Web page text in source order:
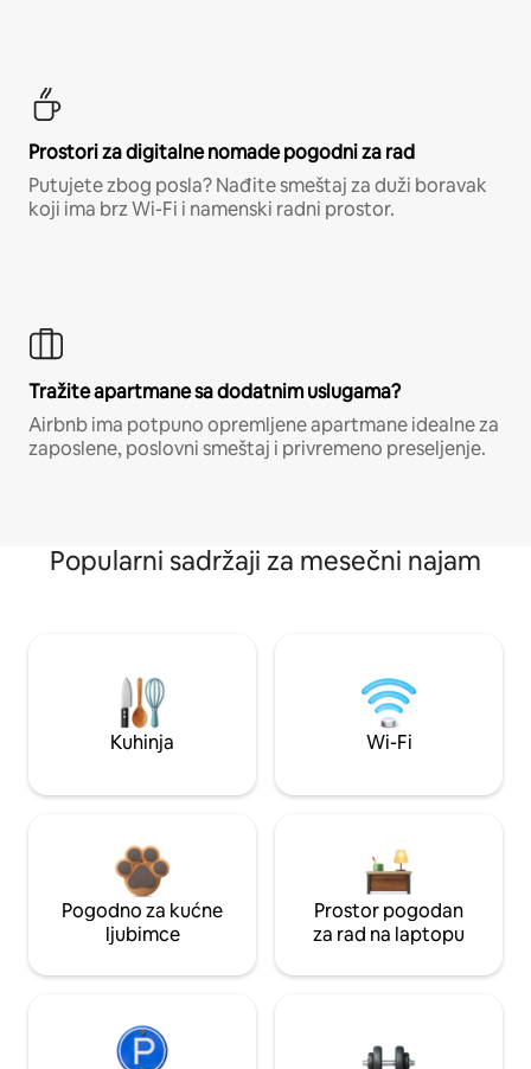
Prostori za digitalne nomade pogodni za rad
Putujete zbog posla? Nađite smeštaj za duži boravak
koji ima brz Wi-Fi i namenski radni prostor.
Tražite apartmane sa dodatnim uslugama?
Airbnb ima potpuno opremljene apartmane idealne za
zaposlene, poslovni smeštaj i privremeno preseljenje.
Popularni sadržaji za mesečni najam
Kuhinja Wi-Fi
Pogodno za kućne
ljubimce
Prostor pogodan
za rad na laptopu